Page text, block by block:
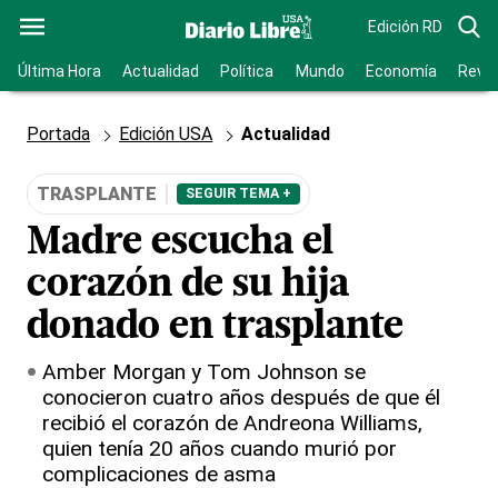
Edición RD
Última Hora Actualidad Política Mundo Economía
Portada Edición USA Actualidad
TRASPLANTE SEGUIR TEMA +
Madre escucha el
corazón de su hija
donado en trasplante
Amber Morgan y Tom Johnson se
conocieron cuatro años después de que él
recibió el corazón de Andreona Williams,
quien tenía 20 años cuando murió por
complicaciones de asma